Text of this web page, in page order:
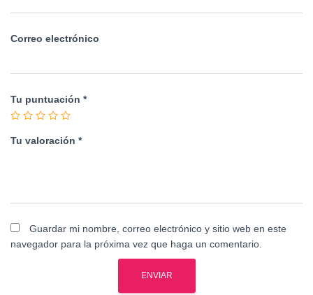
Correo electrónico
Tu puntuación *
Tu valoración *
Guardar mi nombre, correo electrónico y sitio web en este
navegador para la próxima vez que haga un comentario.